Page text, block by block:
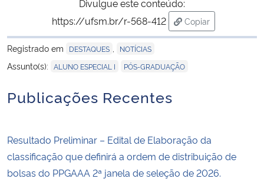
Banco Central do Brasil
Divulgue este conteúdo:
https://ufsm.br/r-568-412
Copiar
para área de
Registrado em
DESTAQUES NOTÍCIAS
Assunto(s): ALUNO ESPECIAL I PÓS-GRADUAÇÃO
Publicações Recentes
Resultado Preliminar – Edital de Elaboração da
classificação que definirá a ordem de distribuição de
bolsas do PPGAAA 2ª janela de seleção de 2026.